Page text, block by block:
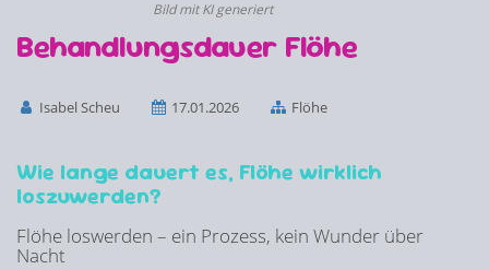
Bild mit KI generiert
Behandlungsdauer Flöhe
Isabel Scheu 17.01.2026 Flöhe
Wie lange dauert es, Flöhe wirklich
loszuwerden?
Flöhe loswerden – ein Prozess, kein Wunder über
Nacht